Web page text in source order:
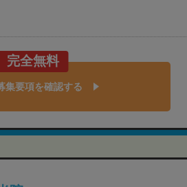
完全無料
集要項を確認する